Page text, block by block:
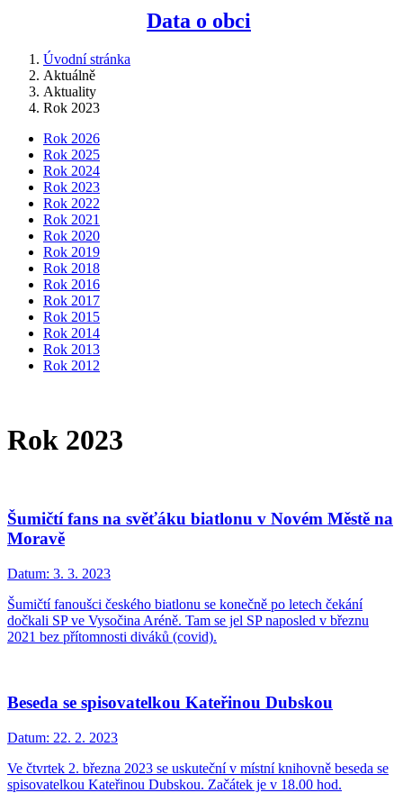
Data o obci
Úvodní stránka
Aktuálně
Aktuality
Rok 2023
Rok 2026
Rok 2025
Rok 2024
Rok 2023
Rok 2022
Rok 2021
Rok 2020
Rok 2019
Rok 2018
Rok 2016
Rok 2017
Rok 2015
Rok 2014
Rok 2013
Rok 2012
Rok 2023
Šumičtí fans na svěťáku biatlonu v Novém Městě na
Moravě
Datum: 3. 3. 2023
Šumičtí fanoušci českého biatlonu se konečně po letech čekání
dočkali SP ve Vysočina Aréně. Tam se jel SP naposled v březnu
2021 bez přítomnosti diváků (covid).
Beseda se spisovatelkou Kateřinou Dubskou
Datum: 22. 2. 2023
Ve čtvrtek 2. března 2023 se uskuteční v místní knihovně beseda se
spisovatelkou Kateřinou Dubskou. Začátek je v 18.00 hod.